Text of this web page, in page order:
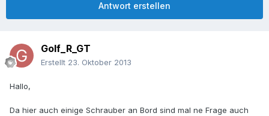
Antwort erstellen
Golf_R_GT
Erstellt 23. Oktober 2013
Hallo,
Da hier auch einige Schrauber an Bord sind mal ne Frage auch